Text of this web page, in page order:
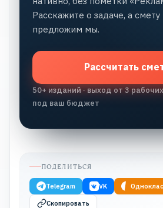
Расскажите о задаче, а
предложим мы.
Рассчитать
50+ изданий · выход от 3
под ваш бюджет
ПОДЕЛИТЬСЯ
Telegram VK
Скопировать